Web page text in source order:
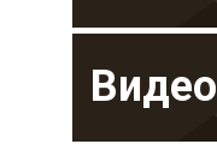
Видео